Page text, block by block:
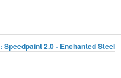
2.0 - Enchanted Steel